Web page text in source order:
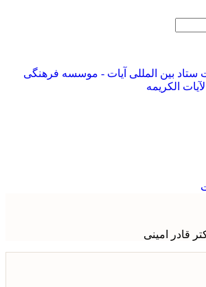
ستاد بین المللی آیات - موسسه فرهنگی
الکریمه
قادر امینی